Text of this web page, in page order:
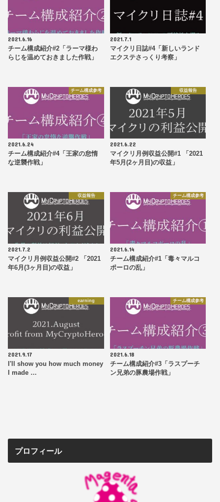
2021.6.16
チーム構成紹介#2「ラーマ様わ
らじを温めておきました作戦」
2021.7.1
マイクリ日誌#4「新しいランド
エクステさっくり考察」
チーム構成参考
2021.6.24
チーム構成紹介#4「王家の怠惰
な逆襲作戦」
収益報告
2021.6.22
マイクリ月例収益公開#1 「2021
年5月(2ヶ月目)の収益」
収益報告
2021.7.2
マイクリ月例収益公開#2 「2021
年6月(3ヶ月目)の収益」
チーム構成参考
2021.6.14
チーム構成紹介#1「毒々マルコ
ポーロの乱」
earning
2021.9.17
I'll show you how much money
I made …
チーム構成参考
2021.6.18
チーム構成紹介#3「ラスプーチ
ン兄弟の豚農場作戦」
プロフィール